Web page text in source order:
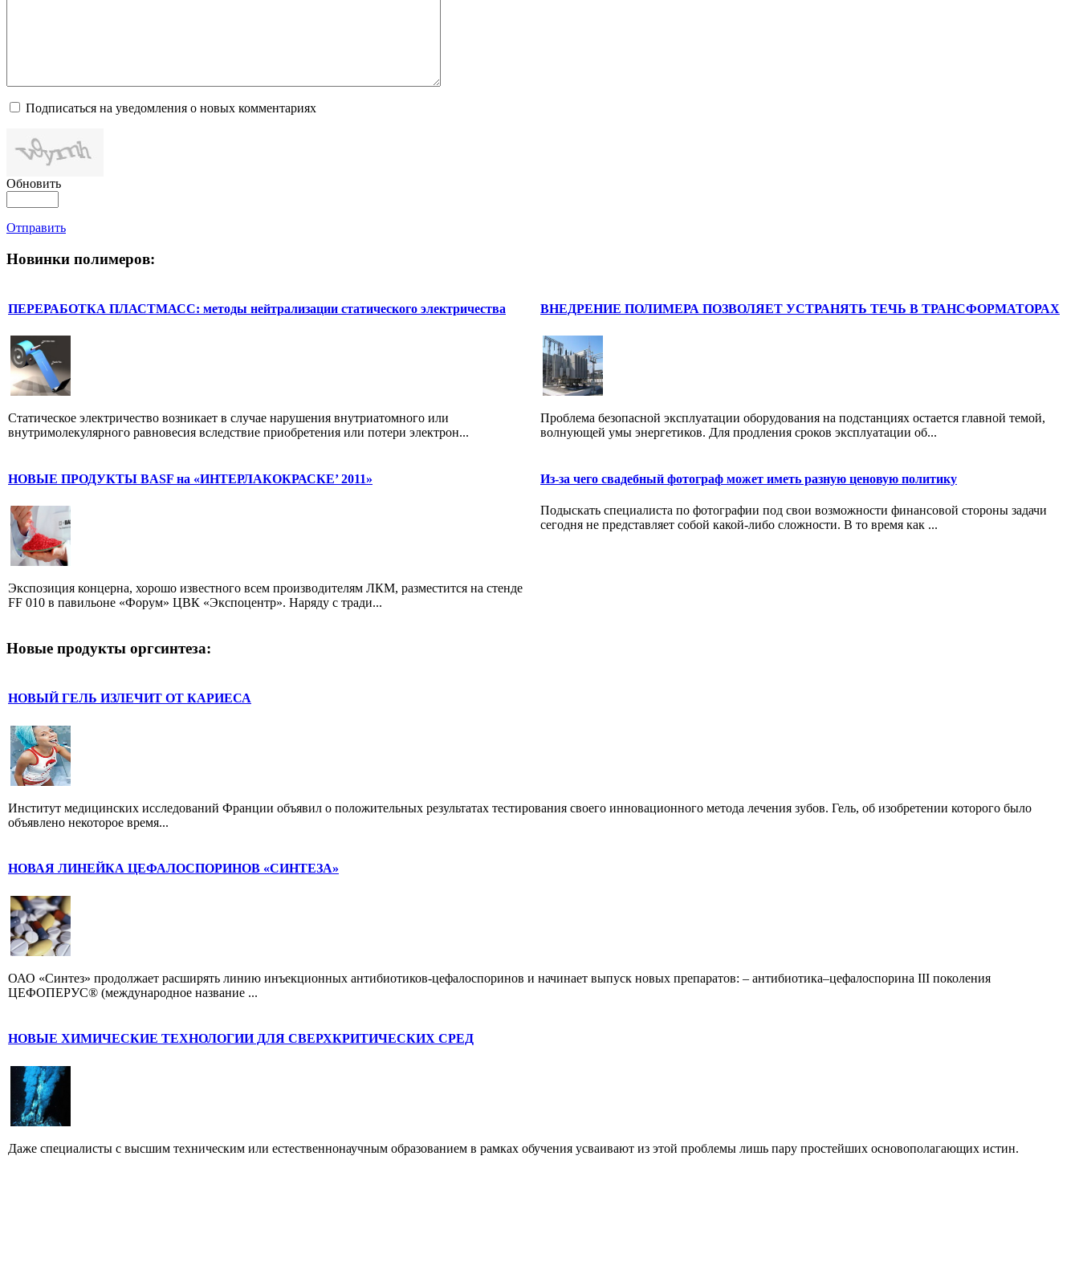
Подписаться на уведомления о новых комментариях
Обновить
Отправить
Новинки полимеров:
ПЕРЕРАБОТКА ПЛАСТМАСС: методы нейтрализации статического электричества
Статическое электричество возникает в случае нарушения внутриатомного или
внутримолекулярного равновесия вследствие приобретения или потери электрон...
ВНЕДРЕНИЕ ПОЛИМЕРА ПОЗВОЛЯЕТ УСТРАНЯТЬ ТЕЧЬ В ТРАНСФОРМАТОРАХ
Проблема безопасной эксплуатации оборудования на подстанциях остается главной темой,
волнующей умы энергетиков. Для продления сроков эксплуатации об...
НОВЫЕ ПРОДУКТЫ BASF на «ИНТЕРЛАКОКРАСКЕ’ 2011»
Экспозиция концерна, хорошо известного всем производителям ЛКМ, разместится на стенде
FF 010 в павильоне «Форум» ЦВК «Экспоцентр». Наряду с тради...
Из-за чего свадебный фотограф может иметь разную ценовую политику
Подыскать специалиста по фотографии под свои возможности финансовой стороны задачи
сегодня не представляет собой какой-либо сложности. В то время как ...
Новые продукты оргсинтеза:
НОВЫЙ ГЕЛЬ ИЗЛЕЧИТ ОТ КАРИЕСА
Институт медицинских исследований Франции объявил о положительных результатах тестирования своего инновационного метода лечения зубов. Гель, об изобретении которого было
объявлено некоторое время...
НОВАЯ ЛИНЕЙКА ЦЕФАЛОСПОРИНОВ «СИНТЕЗА»
ОАО «Синтез» продолжает расширять линию инъекционных антибиотиков-цефалоспоринов и начинает выпуск новых препаратов: – антибиотика–цефалоспорина III поколения
ЦЕФОПЕРУС® (международное название ...
НОВЫЕ ХИМИЧЕСКИЕ ТЕХНОЛОГИИ ДЛЯ СВЕРХКРИТИЧЕСКИХ СРЕД
Даже специалисты с высшим техническим или естественнонаучным образованием в рамках обучения усваивают из этой проблемы лишь пару простейших основополагающих истин.